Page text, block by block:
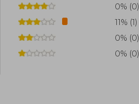
0% (0)
11% (1)
0% (0)
0% (0)